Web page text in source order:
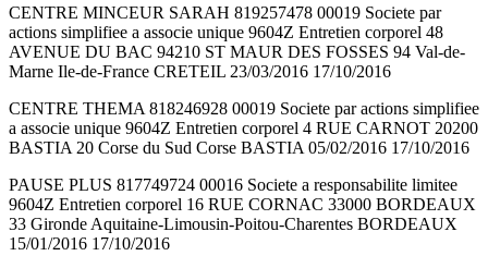
CENTRE MINCEUR SARAH 819257478 00019 Societe par
actions simplifiee a associe unique 9604Z Entretien corporel 48
AVENUE DU BAC 94210 ST MAUR DES FOSSES 94 Val-de-
Marne Ile-de-France CRETEIL 23/03/2016 17/10/2016
CENTRE THEMA 818246928 00019 Societe par actions simplifiee
a associe unique 9604Z Entretien corporel 4 RUE CARNOT 20200
BASTIA 20 Corse du Sud Corse BASTIA 05/02/2016 17/10/2016
PAUSE PLUS 817749724 00016 Societe a responsabilite limitee
9604Z Entretien corporel 16 RUE CORNAC 33000 BORDEAUX
33 Gironde Aquitaine-Limousin-Poitou-Charentes BORDEAUX
15/01/2016 17/10/2016